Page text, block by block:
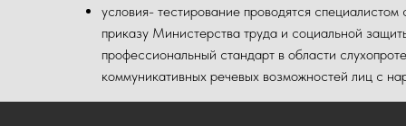
условия- тестирование проводятся
приказу Министерства труда и социальной
профессиональный стандарт в области
коммуникативных речевых возможностей лиц с